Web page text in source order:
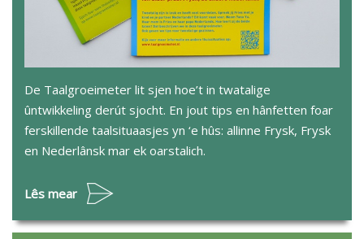
De Taalgroeimeter lit sjen hoe’t in twatalige
ûntwikkeling derút sjocht. En jout tips en hânfetten foar
ferskillende taalsituaasjes yn ‘e hûs: allinne Frysk, Frysk
en Nederlânsk mar ek oarstalich.
Lês mear